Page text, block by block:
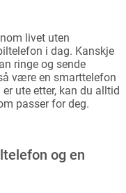
livet uten
i dag. Kanskje
ringe og sende
være en smarttelefon
ute etter, kan du alltid
passer for deg.
og en